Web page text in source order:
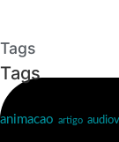
Tags
Tags
animacao artigo